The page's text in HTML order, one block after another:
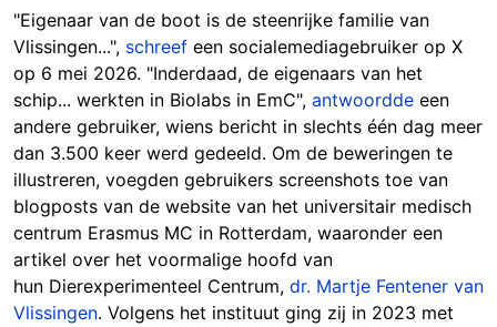
"Eigenaar van de boot is de steenrijke familie van
Vlissingen...", schreef een socialemediagebruiker op X
op 6 mei 2026. "Inderdaad, de eigenaars van het
schip... werkten in Biolabs in EmC", antwoordde een
andere gebruiker, wiens bericht in slechts één dag meer
dan 3.500 keer werd gedeeld. Om de beweringen te
illustreren, voegden gebruikers screenshots toe van
blogposts van de website van het universitair medisch
centrum Erasmus MC in Rotterdam, waaronder een
artikel over het voormalige hoofd van
hun Dierexperimenteel Centrum, dr. Martje Fentener van
Vlissingen. Volgens het instituut ging zij in 2023 met